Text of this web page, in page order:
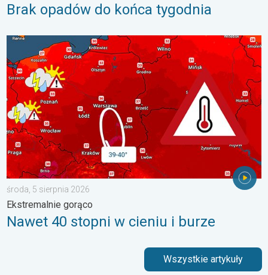
Brak opadów do końca tygodnia
Nawet 40 stopni w cieniu i burze. Ekstremalnie gorąco. . .
środa, 5 sierpnia 2026
Ekstremalnie gorąco
Nawet 40 stopni w cieniu i burze
Wszystkie artykuły